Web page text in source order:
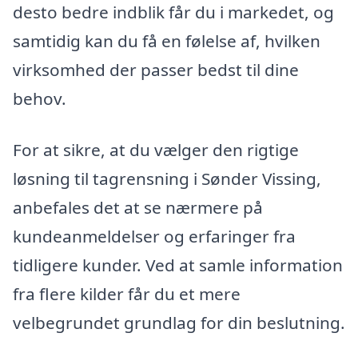
desto bedre indblik får du i markedet, og
samtidig kan du få en følelse af, hvilken
virksomhed der passer bedst til dine
behov.
For at sikre, at du vælger den rigtige
løsning til tagrensning i Sønder Vissing,
anbefales det at se nærmere på
kundeanmeldelser og erfaringer fra
tidligere kunder. Ved at samle information
fra flere kilder får du et mere
velbegrundet grundlag for din beslutning.